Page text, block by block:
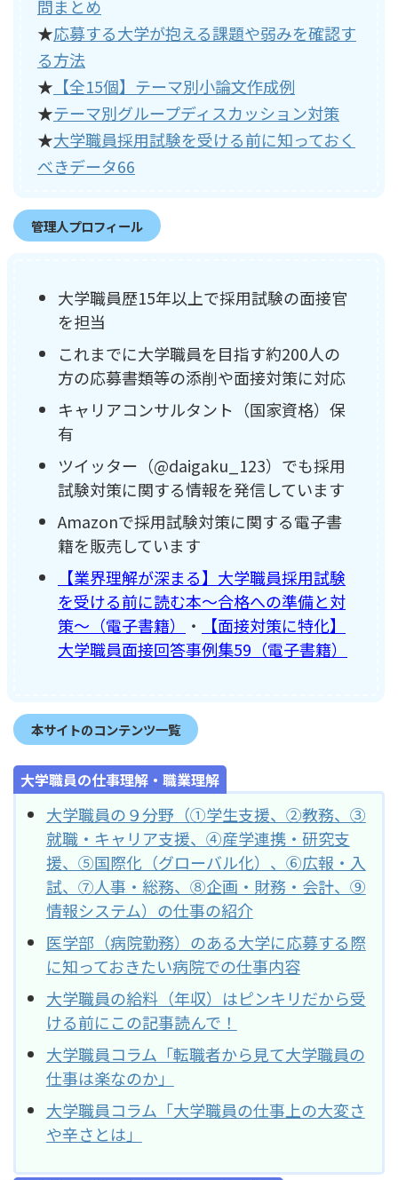
問まとめ
★応募する大学が抱える課題や弱みを確認す
る方法
★ 【全15個】テーマ別小論文作成例
★テーマ別グループディスカッション対策
★大学職員採用試験を受ける前に知っておく
べきデータ66
管理人プロフィール
大学職員歴15年以上で採用試験の面接官
を担当
これまでに大学職員を目指す約200人の
方の応募書類等の添削や面接対策に対応
キャリアコンサルタント（国家資格）保
有
ツイッター（@daigaku_123）でも採用
試験対策に関する情報を発信しています
Amazonで採用試験対策に関する電子書
籍を販売しています
【業界理解が深まる】大学職員採用試験
を受ける前に読む本～合格への準備と対
策～（電子書籍）
・
【面接対策に特化】
大学職員面接回答事例集59（電子書籍）
本サイトのコンテンツ一覧
大学職員の仕事理解・職業理解
大学職員の９分野（①学生支援、②教務、③
就職・キャリア支援、④産学連携・研究支
援、⑤国際化（グローバル化）、⑥広報・入
試、⑦人事・総務、⑧企画・財務・会計、⑨
情報システム）の仕事の紹介
医学部（病院勤務）のある大学に応募する際
に知っておきたい病院での仕事内容
大学職員の給料（年収）はピンキリだから受
ける前にこの記事読んで！
大学職員コラム「転職者から見て大学職員の
仕事は楽なのか」
大学職員コラム「大学職員の仕事上の大変さ
や辛さとは」